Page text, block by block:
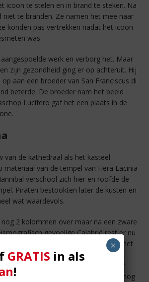
icoon te stelen en in brand te steken. Na
niet te branden. Ze namen het mee naar
konden pas vertrekken nadat het icoon
was.
werk en verborg het. Maar
zijn gezondheid ging er op achteruit. Hij
aan een broeder van San Franciscus di
beterde. De broeder nam het beeld
Lucifero gaf het een plaats in de
van de kathedraal als het kasteel
materiaal van de tempel van Hera Lacinia
verschool zich hier en roofde de
Piraten bestookten later de kusten en
wat waardevols.
2 kolommen over maar na een zware
gevoelige Calabrië rest er nu
Ooit was dit een prachtige tempel met
wat erop duidt dat dit een
De kaap heette toen ‘Capo Lacinia’.
in ‘Capo Colonna’ toen er enkel nog
GRATIS in als
!
×